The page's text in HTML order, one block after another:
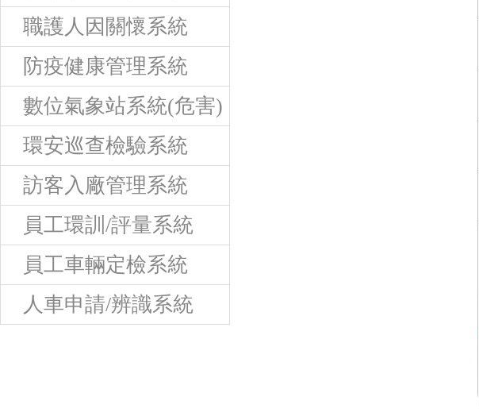
職護人因關懷系統
防疫健康管理系統
數位氣象站系統(危害)
環安巡查檢驗系統
訪客入廠管理系統
員工環訓/評量系統
員工車輛定檢系統
人車申請/辨識系統